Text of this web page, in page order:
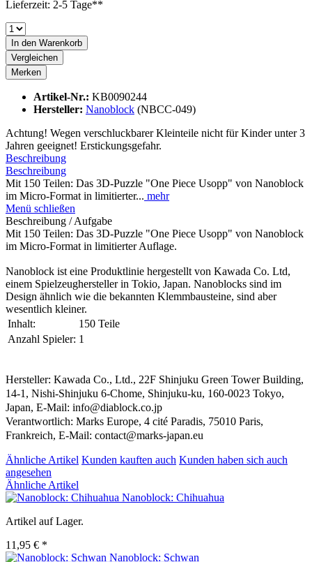
Lieferzeit: 2-5 Tage**
In den Warenkorb
Vergleichen
Merken
Artikel-Nr.: KB0090244
Hersteller: Nanoblock (NBCC-049)
Achtung! Wegen verschluckbarer Kleinteile nicht für Kinder unter 3
Jahren geeignet! Erstickungsgefahr.
Beschreibung
Beschreibung
Mit 150 Teilen: Das 3D-Puzzle "One Piece Usopp" von Nanoblock
im Micro-Format in limitierter... mehr
Menü schließen
Beschreibung / Aufgabe
Mit 150 Teilen: Das 3D-Puzzle "One Piece Usopp" von Nanoblock
im Micro-Format in limitierter Auflage.
Nanoblock ist eine Produktlinie hergestellt von Kawada Co. Ltd,
einem Spielzeughersteller in Tokio, Japan. Nanoblocks sind im
Design ähnlich wie die bekannten Klemmbausteine, sind aber
wesentlich kleiner.
Inhalt:
150 Teile
Anzahl Spieler: 1
Hersteller: Kawada Co., Ltd., 22F Shinjuku Green Tower Building,
14-1, Nishi-Shinjuku 6-Chome, Shinjuku-ku, 160-0023 Tokyo,
Japan, E-Mail: info@diablock.co.jp
Verantwortlich: Marks Europe, 4 cité Paradis, 75010 Paris,
Frankreich, E-Mail: contact@marks-japan.eu
Ähnliche Artikel Kunden kauften auch Kunden haben sich auch
angesehen
Ähnliche Artikel
Nanoblock: Chihuahua
Artikel auf Lager.
11,95 € *
Nanoblock: Schwan